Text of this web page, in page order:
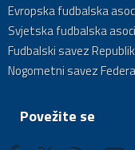
Evropska fudbalska
Svjetska fudbalska
Fudbalski savez
Nogometni savez
Povežite se